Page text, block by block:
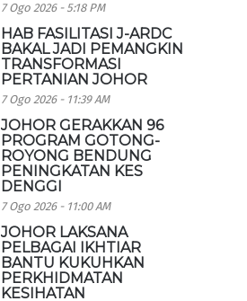
7 Ogo 2026 - 5:18 PM
HAB FASILITASI J-ARDC
BAKAL JADI PEMANGKIN
TRANSFORMASI
PERTANIAN JOHOR
7 Ogo 2026 - 11:39 AM
JOHOR GERAKKAN 96
PROGRAM GOTONG-
ROYONG BENDUNG
PENINGKATAN KES
DENGGI
7 Ogo 2026 - 11:00 AM
JOHOR LAKSANA
PELBAGAI IKHTIAR
BANTU KUKUHKAN
PERKHIDMATAN
KESIHATAN